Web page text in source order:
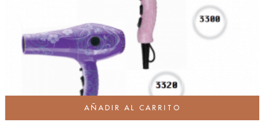
AÑADIR AL CARRITO